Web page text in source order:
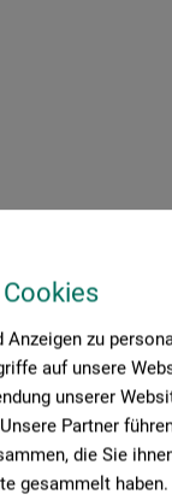
zu
auf unsere
unserer
Partner
die Sie
gesammelt